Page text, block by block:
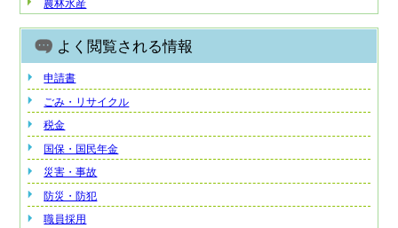
農林水産
よく閲覧される情報
申請書
ごみ・リサイクル
税金
国保・国民年金
災害・事故
防災・防犯
職員採用